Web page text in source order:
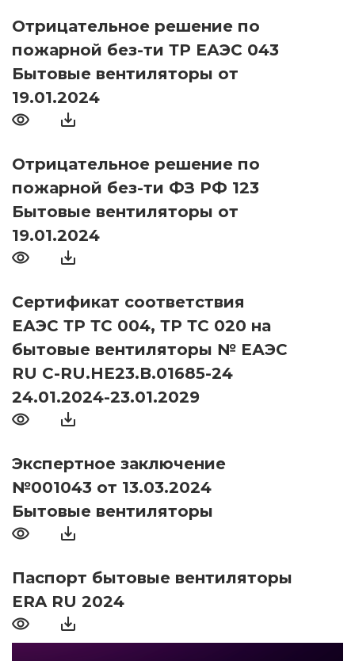
Отрицательное решение по
пожарной без-ти ТР ЕАЭС 043
Бытовые вентиляторы от
19.01.2024
Отрицательное решение по
пожарной без-ти ФЗ РФ 123
Бытовые вентиляторы от
19.01.2024
Сертификат соответствия
ЕАЭС ТР ТС 004, ТР ТС 020 на
бытовые вентиляторы № ЕАЭС
RU С-RU.НЕ23.В.01685-24
24.01.2024-23.01.2029
Экспертное заключение
№001043 от 13.03.2024
Бытовые вентиляторы
Паспорт бытовые вентиляторы
ERA RU 2024